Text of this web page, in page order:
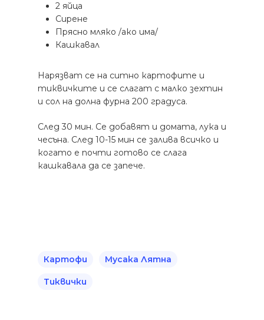
2 яйца
Сирене
Прясно мляко /ако има/
Кашкавал
Нарязват се на ситно картофите и
тиквичките и се слагат с малко зехтин
и сол на долна фурна 200 градуса.
След 30 мин. Се добавят и домата, лука и
чесъна. След 10-15 мин се залива всичко и
когато е почти готово се слага
кашкавала да се запече.
Картофи Мусака Лятна
Тиквички